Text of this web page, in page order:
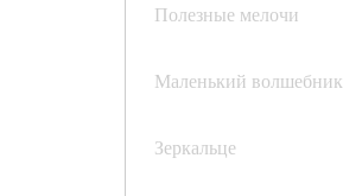
Полезные мелочи
Маленький волшебник
Зеркальце